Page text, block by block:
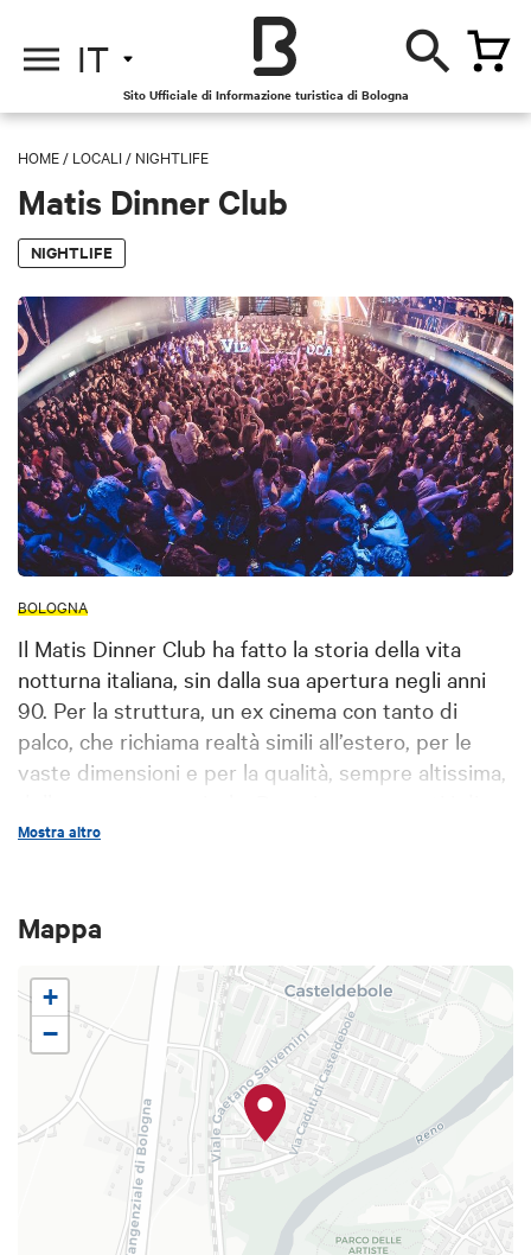
IT
Sito Ufficiale di Informazione turistica di Bologna
HOME / LOCALI / NIGHTLIFE
Matis Dinner Club
NIGHTLIFE
BOLOGNA
Il Matis Dinner Club ha fatto la storia della vita
notturna italiana, sin dalla sua apertura negli anni
90. Per la struttura, un ex cinema con tanto di
palco, che richiama realtà simili all’estero, per le
vaste dimensioni e per la qualità, sempre altissima,
superstar americani. Uno degli appuntamenti di
Italia dove, per la prima volta, i dj hanno
Creditsmatisclubofficial
Mostra altro
Mappa
+
−